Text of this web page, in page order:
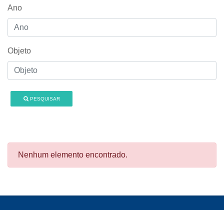
Ano
Objeto
PESQUISAR
Nenhum elemento encontrado.